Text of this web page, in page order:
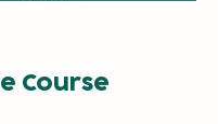
Course